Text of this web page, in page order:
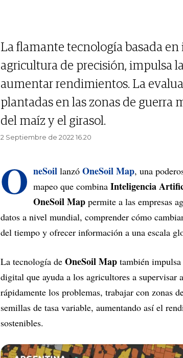
La flamante tecnología basada
agricultura de precisión, impulsa
aumentar rendimientos. La
plantadas en las zonas de guerra
del maíz y el girasol.
2 Septiembre de 2022 16.20
O neSoil lanzó OneSoil Map, una
mapeo que combina Inteligencia
OneSoil Map permite a las empresas
datos a nivel mundial, comprender cómo
del tiempo y ofrecer información a una escala
La tecnología de OneSoil Map también
digital que ayuda a los agricultores a supervisar
rápidamente los problemas, trabajar con zonas
semillas de tasa variable, aumentando así el
sostenibles.